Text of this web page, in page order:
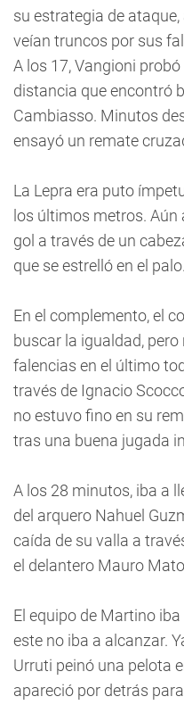
su estrategia de
veían truncos por sus
A los 17, Vangioni
distancia que encontró
Cambiasso. Minutos
ensayó un remate
La Lepra era puto
los últimos metros. Aún
gol a través de un
que se estrelló en el palo.
En el complemento, el
buscar la igualdad,
falencias en el último
través de Ignacio
no estuvo fino en su
tras una buena jugada
A los 28 minutos, iba a
del arquero Nahuel
caída de su valla a
el delantero Mauro
El equipo de Martino
este no iba a alcanzar.
Urruti peinó una pelota
apareció por detrás